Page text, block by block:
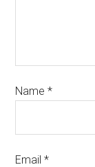
Name*
Email*